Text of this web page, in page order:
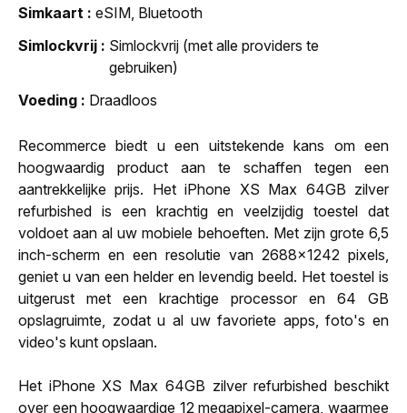
Simkaart
eSIM, Bluetooth
Simlockvrij
Simlockvrij (met alle providers te
gebruiken)
Voeding
Draadloos
Recommerce biedt u een uitstekende kans om een
hoogwaardig product aan te schaffen tegen een
aantrekkelijke prijs. Het iPhone XS Max 64GB zilver
refurbished is een krachtig en veelzijdig toestel dat
voldoet aan al uw mobiele behoeften. Met zijn grote 6,5
inch-scherm en een resolutie van 2688x1242 pixels,
geniet u van een helder en levendig beeld. Het toestel is
uitgerust met een krachtige processor en 64 GB
opslagruimte, zodat u al uw favoriete apps, foto's en
video's kunt opslaan.
Het iPhone XS Max 64GB zilver refurbished beschikt
over een hoogwaardige 12 megapixel-camera, waarmee